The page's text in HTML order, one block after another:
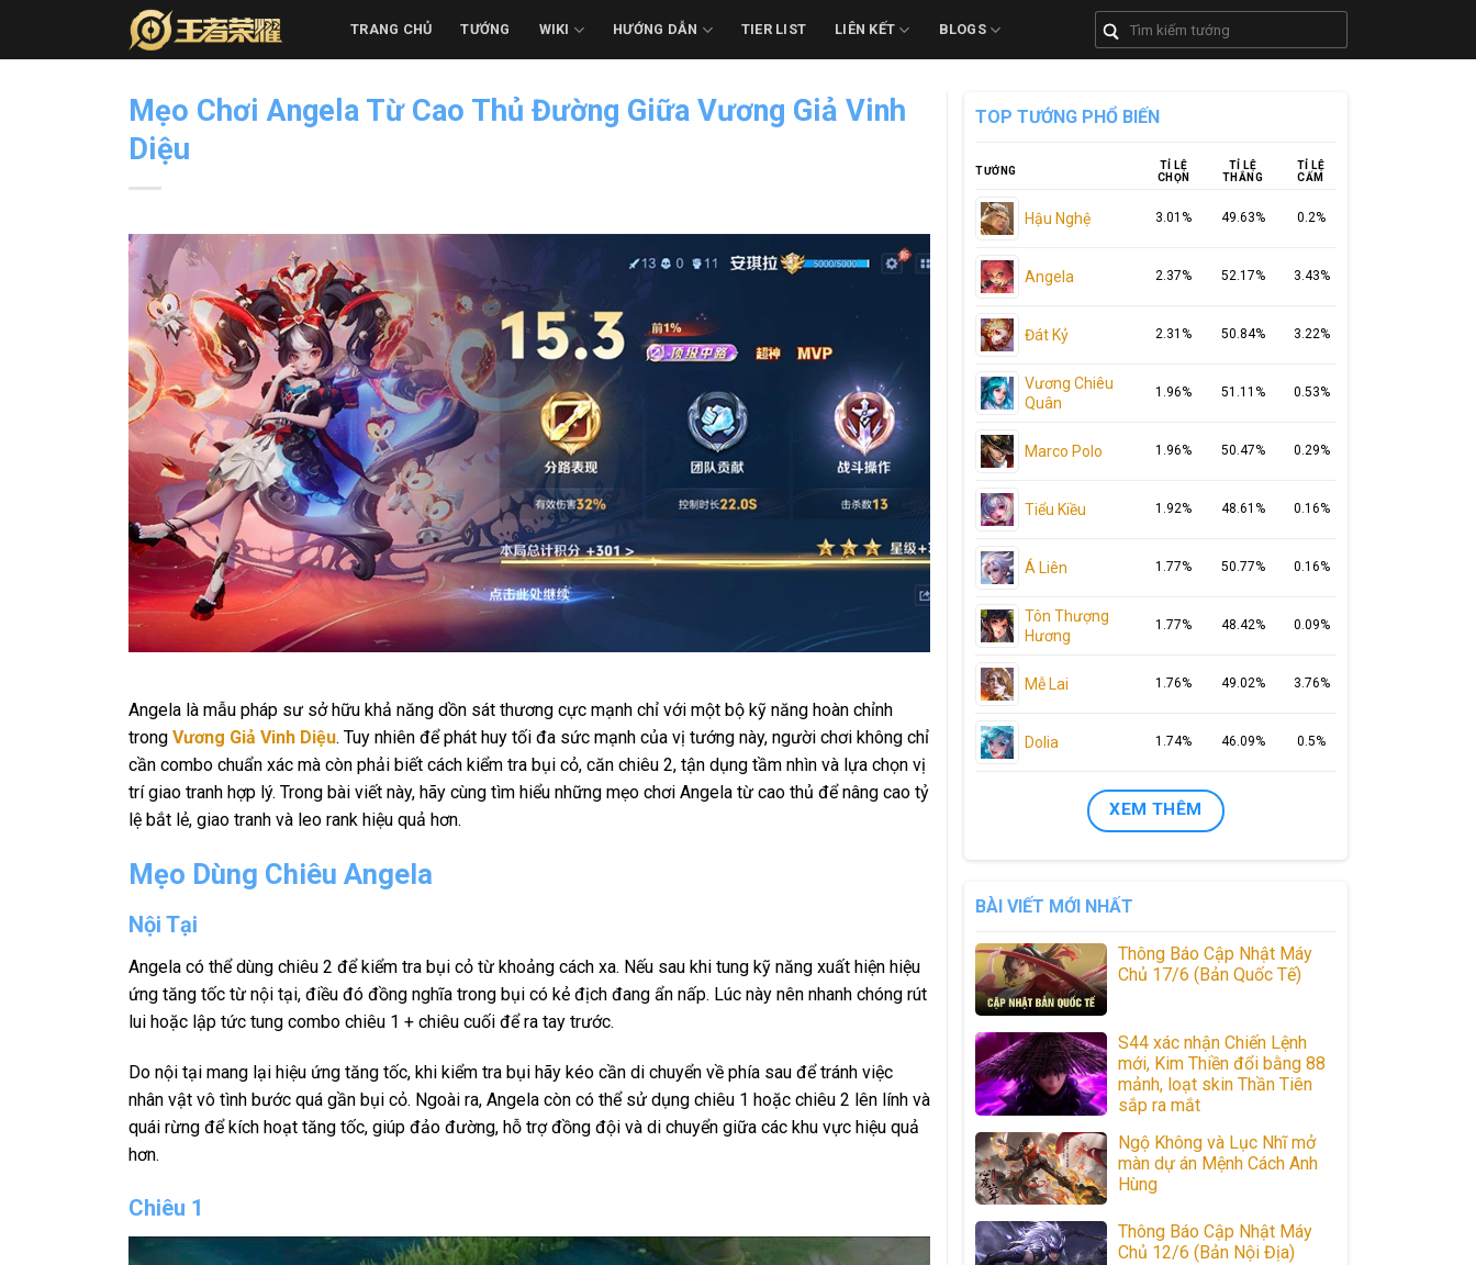
TRANG CHỦ TƯỚNG WIKI HƯỚNG DẪN TIER LIST LIÊN KẾT BLOGS
Mẹo Chơi Angela Từ Cao Thủ Đường Giữa Vương Giả Vinh
Diệu
Angela là mẫu pháp sư sở hữu khả năng dồn sát thương cực mạnh chỉ với một bộ kỹ năng hoàn chỉnh
trong Vương Giả Vinh Diệu. Tuy nhiên để phát huy tối đa sức mạnh của vị tướng này, người chơi không chỉ
cần combo chuẩn xác mà còn phải biết cách kiểm tra bụi cỏ, căn chiêu 2, tận dụng tầm nhìn và lựa chọn vị
trí giao tranh hợp lý. Trong bài viết này, hãy cùng tìm hiểu những mẹo chơi Angela từ cao thủ để nâng cao tỷ
lệ bắt lẻ, giao tranh và leo rank hiệu quả hơn.
Mẹo Dùng Chiêu Angela
Nội Tại
Angela có thể dùng chiêu 2 để kiểm tra bụi cỏ từ khoảng cách xa. Nếu sau khi tung kỹ năng xuất hiện hiệu
ứng tăng tốc từ nội tại, điều đó đồng nghĩa trong bụi có kẻ địch đang ẩn nấp. Lúc này nên nhanh chóng rút
lui hoặc lập tức tung combo chiêu 1 + chiêu cuối để ra tay trước.
Do nội tại mang lại hiệu ứng tăng tốc, khi kiểm tra bụi hãy kéo cần di chuyển về phía sau để tránh việc
nhân vật vô tình bước quá gần bụi cỏ. Ngoài ra, Angela còn có thể sử dụng chiêu 1 hoặc chiêu 2 lên lính và
quái rừng để kích hoạt tăng tốc, giúp đảo đường, hỗ trợ đồng đội và di chuyển giữa các khu vực hiệu quả
hơn.
Chiêu 1
TOP TƯỚNG PHỔ BIẾN
TƯỚNG
TỈ LỆ
CHỌN
TỈ LỆ
THẮNG
TỈ LỆ
CẤM
Hậu Nghệ 3.01% 49.63% 0.2%
Angela 2.37% 52.17% 3.43%
Đát Kỷ 2.31% 50.84% 3.22%
Vương Chiêu
Quân
1.96% 51.11% 0.53%
Marco Polo 1.96% 50.47% 0.29%
Tiểu Kiều 1.92% 48.61% 0.16%
Á Liên 1.77% 50.77% 0.16%
Tôn Thượng
Hương
1.77% 48.42% 0.09%
Mễ Lai 1.76% 49.02% 3.76%
Dolia 1.74% 46.09% 0.5%
XEM THÊM
BÀI VIẾT MỚI NHẤT
Thông Báo Cập Nhật Máy
Chủ 17/6 (Bản Quốc Tế)
S44 xác nhận Chiến Lệnh
mới, Kim Thiền đổi bằng 88
mảnh, loạt skin Thần Tiên
sắp ra mắt
Ngộ Không và Lục Nhĩ mở
màn dự án Mệnh Cách Anh
Hùng
Thông Báo Cập Nhật Máy
Chủ 12/6 (Bản Nội Địa)